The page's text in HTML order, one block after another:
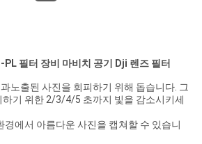
PL 필터 장비 마비치 공기 Dji 렌즈 필터
노출된 사진을 회피하기 위해 돕습니다. 그
하기 위한 2/3/4/5 초까지 빛을 감소시키세
경에서 아름다운 사진을 캡쳐할 수 있습니